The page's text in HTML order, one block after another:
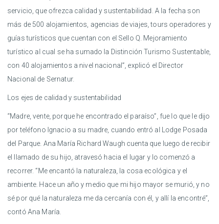
servicio, que ofrezca calidad y sustentabilidad. A la fecha son
más de 500 alojamientos, agencias de viajes, tours operadores y
guías turísticos que cuentan con el Sello Q. Mejoramiento
turístico al cual se ha sumado la Distinción Turismo Sustentable,
con 40 alojamientos a nivel nacional”, explicó el Director
Nacional de Sernatur.
Los ejes de calidad y sustentabilidad
“Madre, vente, porque he encontrado el paraíso”, fue lo que le dijo
por teléfono Ignacio a su madre, cuando entró al Lodge Posada
del Parque. Ana María Richard Waugh cuenta que luego de recibir
el llamado de su hijo, atravesó hacia el lugar y lo comenzó a
recorrer. “Me encantó la naturaleza, la cosa ecológica y el
ambiente. Hace un año y medio que mi hijo mayor se murió, y no
sé por qué la naturaleza me da cercanía con él, y allí la encontré”,
contó Ana María.